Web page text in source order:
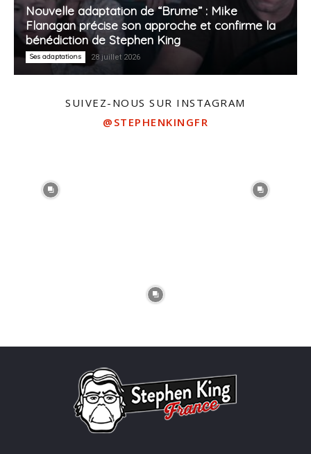
Nouvelle adaptation de “Brume” : Mike
Flanagan précise son approche et confirme la
bénédiction de Stephen King
Ses adaptations 28 juillet 2026
SUIVEZ-NOUS SUR INSTAGRAM
@STEPHENKINGFR